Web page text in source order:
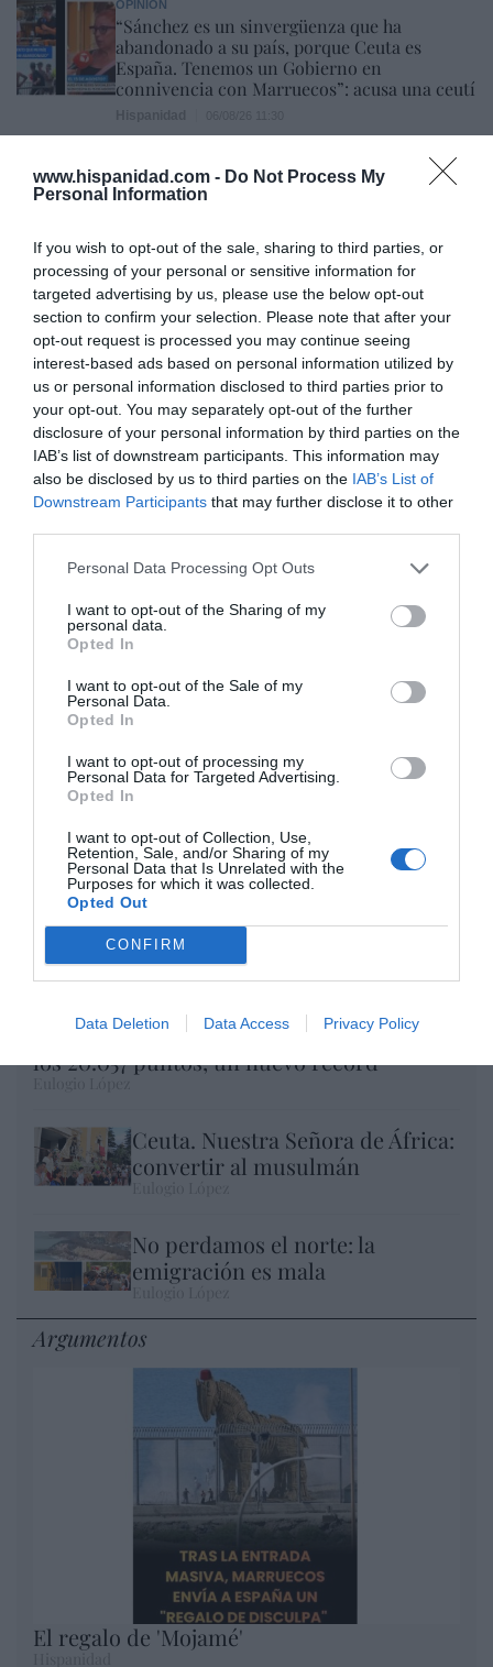
www.hispanidad.com - Do Not Process My
Personal Information
If you wish to opt-out of the sale, sharing to third parties, or
processing of your personal or sensitive information for
targeted advertising by us, please use the below opt-out
section to confirm your selection. Please note that after your
opt-out request is processed you may continue seeing
interest-based ads based on personal information utilized by
us or personal information disclosed to third parties prior to
your opt-out. You may separately opt-out of the further
disclosure of your personal information by third parties on the
IAB’s list of downstream participants. This information may
also be disclosed by us to third parties on the IAB’s List of
Downstream Participants that may further disclose it to other
Personal Data Processing Opt Outs
I want to opt-out of the Sharing of my
personal data.
Opted In
I want to opt-out of the Sale of my
Personal Data.
Opted In
I want to opt-out of processing my
Personal Data for Targeted Advertising.
Opted In
I want to opt-out of Collection, Use,
Retention, Sale, and/or Sharing of my
Personal Data that Is Unrelated with the
Purposes for which it was collected.
Opted Out
CONFIRM
Data Deletion Data Access Privacy Policy
OPINIÓN
“Sánchez es un sinvergüenza que ha
abandonado a su país, porque Ceuta es
España. Tenemos un Gobierno en
connivencia con Marruecos”: acusa una ceutí
Marcelo Gullo: “El trabajo de desmitificar la
desmontar la falsificación, es un trabajo
cristiano"
por Hispanidad
Artículos anteriores
DIARIO DE LA CORRUPCIÓN SANCHISTA
Diario de la corrupción sanchista. La
Audiencia Nacional prorroga seis meses la
investigación del caso Koldo, ante el
ingente material incautado por la UCO
por Redacción
Artículos anteriores
Enormes minucias
El IBEX 35 cerró la sesión del miércoles en
los 20.057 puntos, un nuevo récord
Ceuta. Nuestra Señora de África:
convertir al musulmán
No perdamos el norte: la
emigración es mala
Argumentos
El regalo de 'Mojamé'